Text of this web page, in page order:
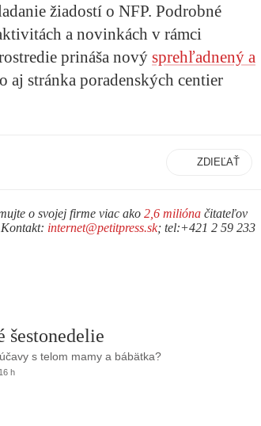
žiadostí o NFP. Podrobné
a novinkách v rámci
prináša nový sprehľadnený a
aj stránka poradenských centier
ZDIEĽAŤ
o svojej firme viac ako 2,6 milióna čitateľov
internet@petitpress.sk; tel:+421 2 59 233
šestonedelie
s telom mamy a bábätka?
16 h